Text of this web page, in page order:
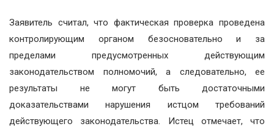
Заявитель считал, что фактическая проверка проведена
контролирующим органом безосновательно и за
пределами предусмотренных действующим
законодательством полномочий, а следовательно, ее
результаты не могут быть достаточными
доказательствами нарушения истцом требований
действующего законодательства. Истец отмечает, что